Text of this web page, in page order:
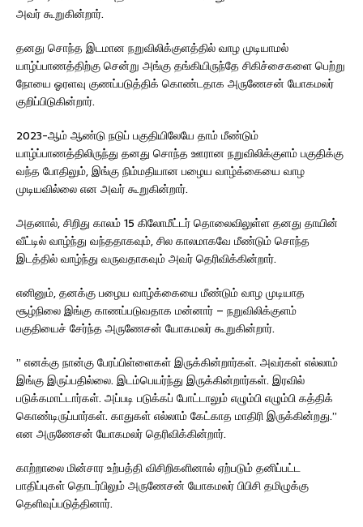
அவர் கூறுகின்றார்.
தனது சொந்த இடமான நறுவிலிக்குளத்தில் வாழ முடியாமல்
யாழ்ப்பாணத்திற்கு சென்று அங்கு தங்கியிருந்தே சிகிச்சைகளை பெற்று
நோயை ஓரளவு குணப்படுத்திக் கொண்டதாக அருணேசன் யோகமலர்
குறிப்பிடுகின்றார்.
2023-ஆம் ஆண்டு நடுப் பகுதியிலேயே தாம் மீண்டும்
யாழ்ப்பாணத்திலிருந்து தனது சொந்த ஊரான நறுவிலிக்குளம் பகுதிக்கு
வந்த போதிலும், இங்கு நிம்மதியான பழைய வாழ்க்கையை வாழ
முடியவில்லை என அவர் கூறுகின்றார்.
அதனால், சிறிது காலம் 15 கிலோமீட்டர் தொலைவிலுள்ள தனது தாயின்
வீட்டில் வாழ்ந்து வந்ததாகவும், சில காலமாகவே மீண்டும் சொந்த
இடத்தில் வாழ்ந்து வருவதாகவும் அவர் தெரிவிக்கின்றார்.
எனினும், தனக்கு பழைய வாழ்க்கையை மீண்டும் வாழ முடியாத
சூழ்நிலை இங்கு காணப்படுவதாக மன்னார் – நறுவிலிக்குளம்
பகுதியைச் சேர்ந்த அருணேசன் யோகமலர் கூறுகின்றார்.
” எனக்கு நான்கு பேரப்பிள்ளைகள் இருக்கின்றார்கள். அவர்கள் எல்லாம்
இங்கு இருப்பதில்லை. இடம்பெயர்ந்து இருக்கின்றார்கள். இரவில்
படுக்கமாட்டார்கள். அப்படி படுக்கப் போட்டாலும் எழும்பி எழும்பி கத்திக்
கொண்டிருப்பார்கள். காதுகள் எல்லாம் கேட்காத மாதிரி இருக்கின்றது.”
என அருணேசன் யோகமலர் தெரிவிக்கின்றார்.
காற்றாலை மின்சார உற்பத்தி விசிறிகளினால் ஏற்படும் தனிப்பட்ட
பாதிப்புகள் தொடர்பிலும் அருணேசன் யோகமலர் பிபிசி தமிழுக்கு
தெளிவுப்படுத்தினார்.